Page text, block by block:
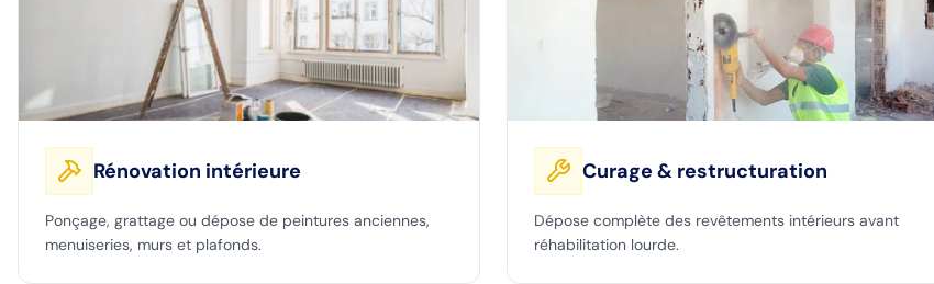
Rénovation intérieure
Ponçage, grattage ou dépose de peintures anciennes,
menuiseries, murs et plafonds.
Curage & restructuration
Dépose complète des revêtements intérieurs avant
réhabilitation lourde.